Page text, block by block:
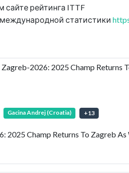
сайте рейтинга ITTF
статистики
2026: 2025 Champ Returns
Gacina Andrej (Croatia) +13
2025 Champ Returns To Zagreb